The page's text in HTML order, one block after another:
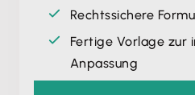
Rechtssichere
Fertige Vorlage zur
Anpassung